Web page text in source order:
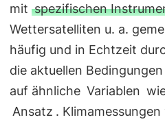
mit spezifischen
Wettersatelliten u. a.
häufig und in Echtzeit
die aktuellen
auf ähnliche Variablen
Ansatz .